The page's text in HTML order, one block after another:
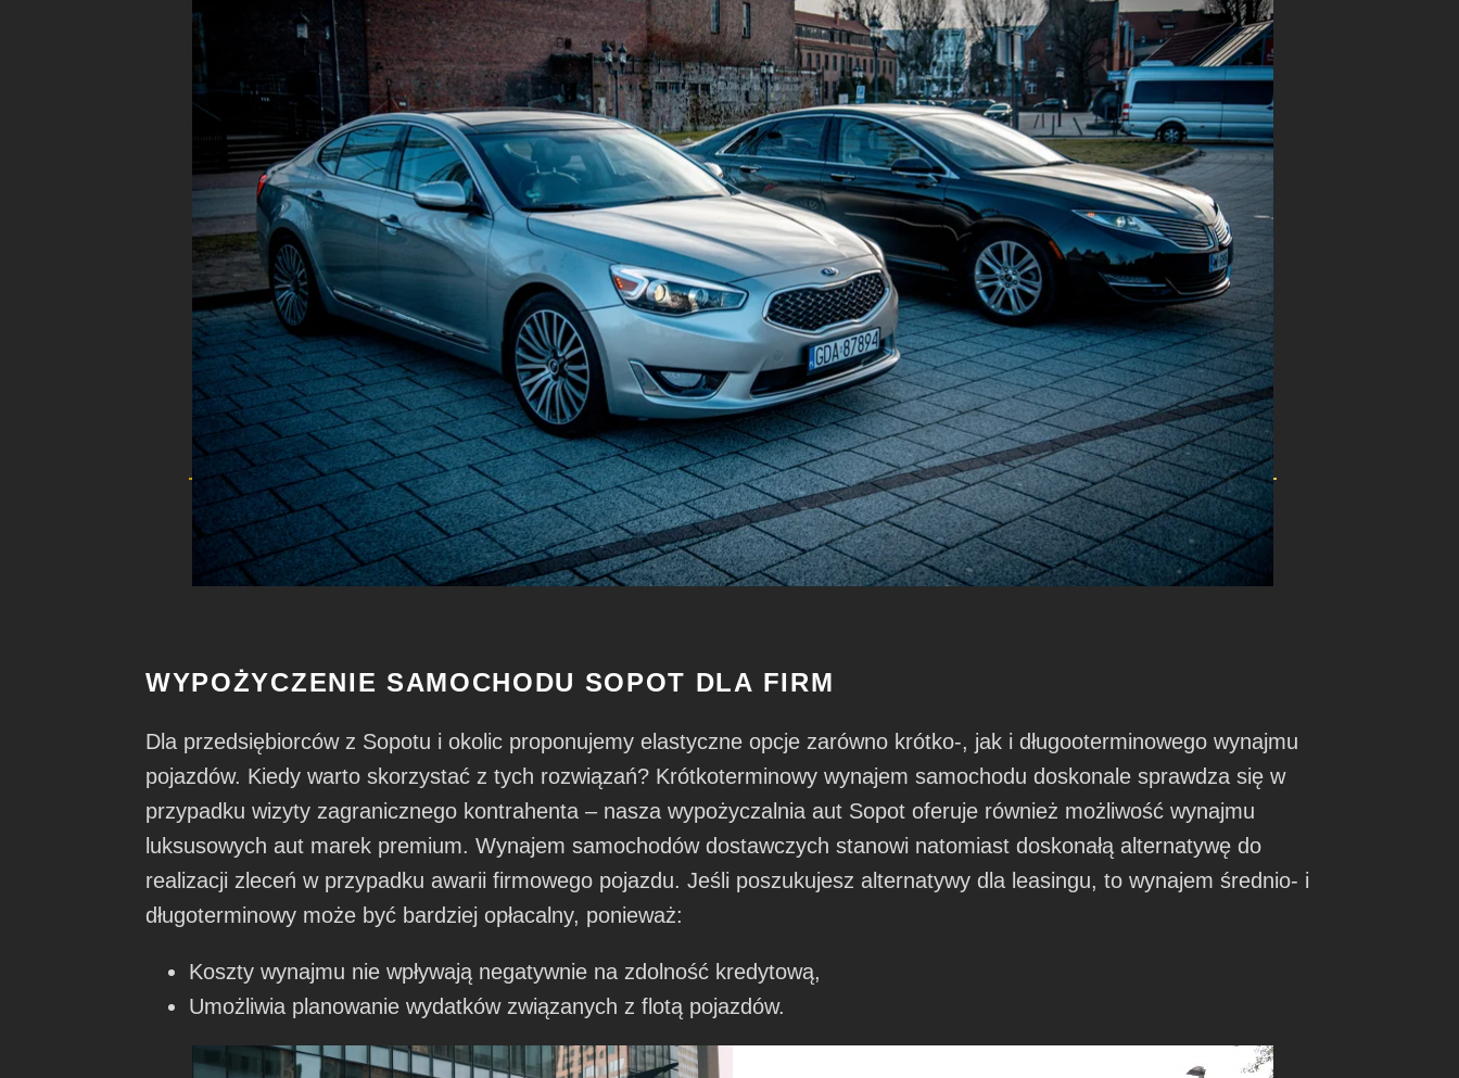
WYPOŻYCZENIE SAMOCHODU SOPOT DLA FIRM
Dla przedsiębiorców z Sopotu i okolic proponujemy elastyczne opcje zarówno krótko-, jak i długooterminowego wynajmu
pojazdów. Kiedy warto skorzystać z tych rozwiązań? Krótkoterminowy wynajem samochodu doskonale sprawdza się w
przypadku wizyty zagranicznego kontrahenta – nasza wypożyczalnia aut Sopot oferuje również możliwość wynajmu
luksusowych aut marek premium. Wynajem samochodów dostawczych stanowi natomiast doskonałą alternatywę do
realizacji zleceń w przypadku awarii firmowego pojazdu. Jeśli poszukujesz alternatywy dla leasingu, to wynajem średnio- i
długoterminowy może być bardziej opłacalny, ponieważ:
Koszty wynajmu nie wpływają negatywnie na zdolność kredytową,
Umożliwia planowanie wydatków związanych z flotą pojazdów.